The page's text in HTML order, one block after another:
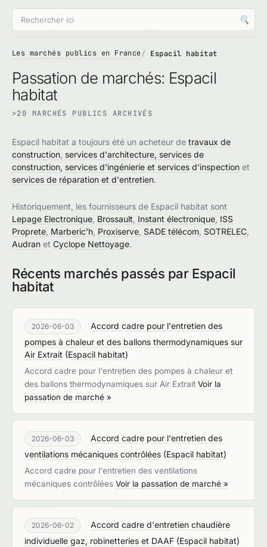
🔍
Les marchés publics en France Espacil habitat
Passation de marchés: Espacil
habitat
>20 MARCHÉS PUBLICS ARCHIVÉS
Espacil habitat a toujours été un acheteur de travaux de
construction services d'architecture, services de
construction, services d'ingénierie et services d'inspection et
services de réparation et d'entretien.
Historiquement, les fournisseurs de Espacil habitat sont
Lepage Electronique Brossault Instant électronique ISS
Proprete Marberic'h Proxiserve SADE télécom SOTRELEC
Audran et Cyclope Nettoyage.
Récents marchés passés par Espacil
habitat
2026-06-03
Accord cadre pour l'entretien des
pompes à chaleur et des ballons thermodynamiques sur
Air Extrait (Espacil habitat)
Accord cadre pour l'entretien des pompes à chaleur et
des ballons thermodynamiques sur Air Extrait Voir la
passation de marché »
2026-06-03
Accord cadre pour l'entretien des
ventilations mécaniques contrôlées (Espacil habitat)
Accord cadre pour l'entretien des ventilations
mécaniques contrôlées Voir la passation de marché »
2026-06-02
Accord cadre d'entretien chaudière
individuelle gaz, robinetteries et DAAF (Espacil habitat)